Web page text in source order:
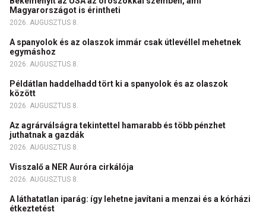
Magyarországot is érintheti
2026. AUGUSZTUS 8.
A spanyolok és az olaszok immár csak útlevéllel mehetnek
egymáshoz
2026. AUGUSZTUS 8.
Példátlan haddelhadd tört ki a spanyolok és az olaszok
között
2026. AUGUSZTUS 8.
Az agrárválságra tekintettel hamarabb és több pénzhet
juthatnak a gazdák
2026. AUGUSZTUS 8.
Visszalő a NER Auróra cirkálója
2026. AUGUSZTUS 8.
A láthatatlan iparág: így lehetne javítani a menzai és a kórházi
étkeztetést